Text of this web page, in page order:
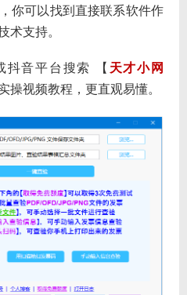
你可以找到直接联系软件作
术支持。
抖音平台搜索 【 天才小网
操视频教程，更直观易懂。